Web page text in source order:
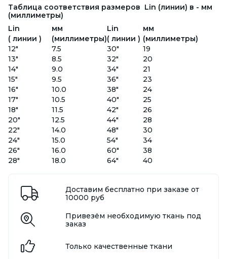
Таблица соответствия размеров Lin (линии) в - мм
(миллиметры)
Lin
мм Lin
мм
( линии )
(миллиметры)( линии ) (миллиметры)
12"
7.5 30"
19
13"
8.5 32"
20
14"
9.0 34"
21
15"
9.5 36"
23
16"
10.0 38"
24
17"
10.5 40"
25
18"
11.5 42"
26
20"
12.5 44"
28
22"
14.0 48"
30
24"
15.0 54"
34
26"
16.0 60"
38
28"
18.0 64" 40
Доставим бесплатно при заказе от
10000 руб
Привезём необходимую ткань под
заказ
Только качественные ткани